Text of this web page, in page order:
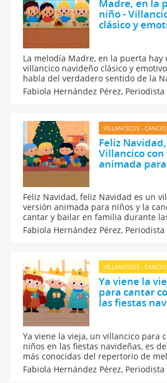
Madre, en la
niño -
clásico y
La melodía Madre, en la puerta hay
villancico navideño clásico y
habla del verdadero sentido de la
Su letra ayuda a los peques a
caridad y el amor al prójimo, así
Fabiola Hernández Pérez,
VILLANCICOS -
Feliz
Villancico con
animada
Feliz Navidad, feliz Navidad es un
versión animada para niños y la
cantar y bailar en familia durante
melodía navideña, los niños
vocabulario navideño y el espíritu
Fabiola Hernández Pérez,
VILLANCICOS -
Ya viene la
para cantar
las fiestas
Ya viene la vieja, un villancico para
niños en las fiestas navideñas, es
más conocidas del repertorio de
tradicionales españolas, atribuida a
Castilla. Es ideal para acercar a los
Fabiola Hernández Pérez,